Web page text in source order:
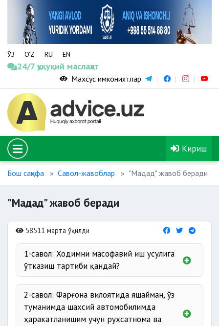
ЎЗ O‘Z RU EN
24/7 ҳуқуқий маслаҳат
Махсус имкониятлар
Кириш
Бош саҳифа Савол-жавоблар "Мадад" жавоб беради
"Мадад" жавоб беради
58511 марта ўқилди
1-савол: Ходимни масофавий иш усулига
ўтказиш тартиби қандай?
2-савол: Фарғона вилоятида яшайман, ўз
туманимда шахсий автомобилимда
ҳаракатланишим учун рухсатнома ва